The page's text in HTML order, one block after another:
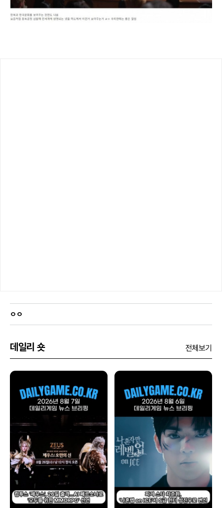
ㅇㅇ
데일리 숏 전체보기